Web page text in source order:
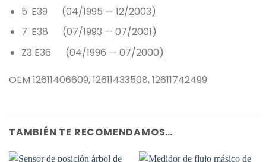
5′ E39 (04/1995 — 12/2003)
7′ E38 (07/1993 — 07/2001)
Z3 E36 (04/1996 — 07/2000)
OEM 12611406609, 12611433508, 12611742499
TAMBIÉN TE RECOMENDAMOS…